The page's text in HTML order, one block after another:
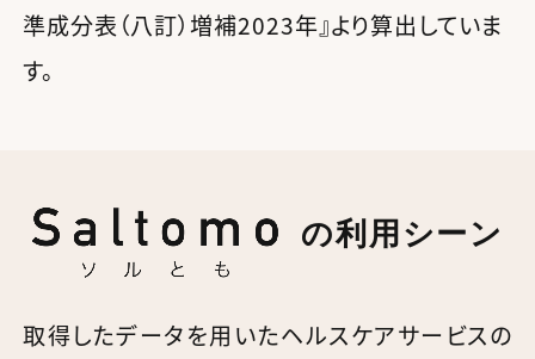
準成分表（八訂）増補2023年』より算出していま
す。
の利用シーン
取得したデータを用いたヘルスケアサービスの